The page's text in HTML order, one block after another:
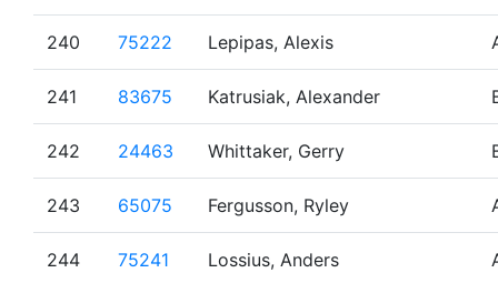
240 75222 Lepipas, Alexis
241 83675 Katrusiak, Alexander
242 24463 Whittaker, Gerry
243 65075 Fergusson, Ryley
244 75241 Lossius, Anders